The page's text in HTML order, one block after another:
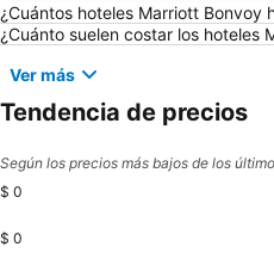
Preguntas frecuentes
¿Cuántos hoteles Marriott Bonvoy
¿Cuánto suelen costar los hoteles
Ver más
Tendencia de precios
Según los precios más bajos de los
$ 0
$ 0